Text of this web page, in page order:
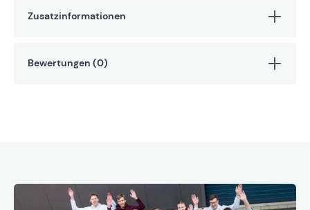
Zusatzinformationen
Bewertungen (0)